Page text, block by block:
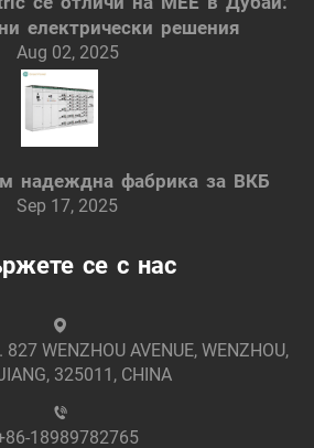
електрически решения
Aug 02, 2025
надеждна фабрика за ВКБ
Sep 17, 2025
се с нас
WENZHOU AVENUE, WENZHOU,
325011, CHINA
18989782765